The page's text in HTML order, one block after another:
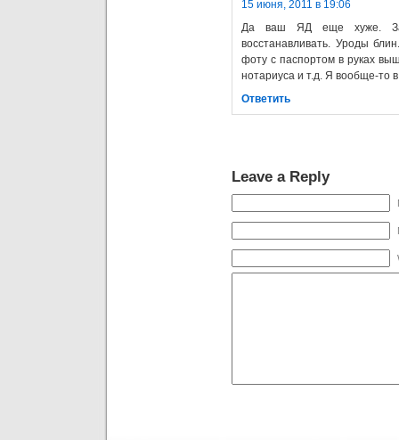
15 июня, 2011 в 19:06
Да ваш ЯД еще хуже.
восстанавливать. Уроды
фоту с паспортом в руках
нотариуса и т.д. Я вообще-то
Ответить
Leave a Reply